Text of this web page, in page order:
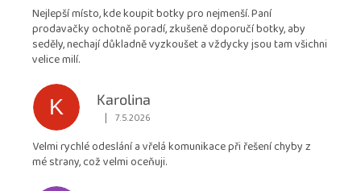
4,9
z
Nejlepší místo, kde koupit botky pro nejmenší. Paní
prodavačky ochotně poradí, zkušeně doporučí botky, aby
seděly, nechají důkladně vyzkoušet a vždycky jsou tam všichni
velice milí.
K
Karolina
Hodnocení obchodu je 5 z 5 hvězdiček.
| 7.5.2026
Velmi rychlé odeslání a vřelá komunikace při řešení chyby z
mé strany, což velmi oceňuji.